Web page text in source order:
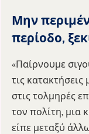
Μην
περίοδο,
«Παίρνουμε
τις
στις τολμηρές
τον πολίτη, μια
είπε μεταξύ